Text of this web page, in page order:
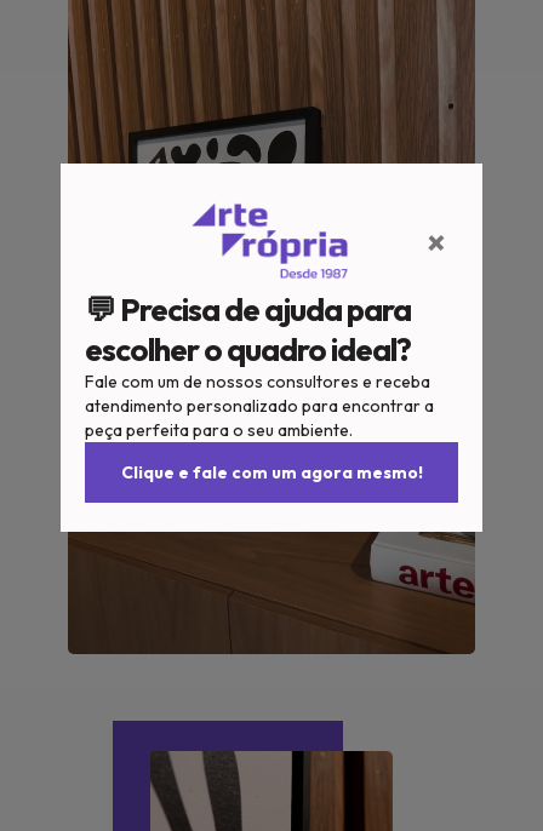
×
💬 Precisa de ajuda para
escolher o quadro ideal?
Fale com um de nossos consultores e receba
atendimento personalizado para encontrar a
peça perfeita para o seu ambiente.
Clique e fale com um agora mesmo!